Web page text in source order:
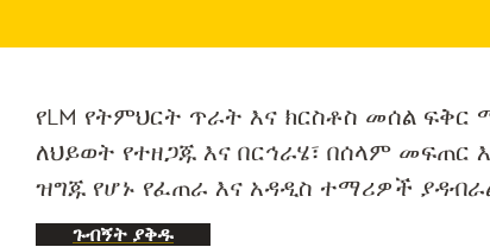
የLM የትምህርት ጥራት እና ክርስቶስ መሰል ፍቅር
ለህይወት የተዘጋጁ እና በርኅራሄ፣ በሰላም መፍጠር
ዝግጁ የሆኑ የፈጠራ እና አዳዲስ ተማሪዎች
ጉብኝት ያቅዱ